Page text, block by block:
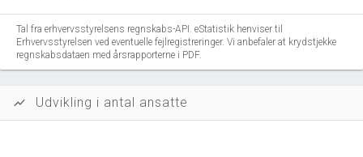
Tal fra erhvervsstyrelsens regnskabs-API. eStatistik henviser til
Erhvervsstyrelsen ved eventuelle fejlregistreringer. Vi anbefaler at krydstjekke
regnskabsdataen med årsrapporterne i PDF.
show_chart Udvikling i antal ansatte